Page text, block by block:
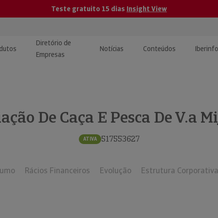
Teste gratuito 15 dias Insight View
e Monitorização de
Diretório de
Empresas
Notícias Conteúdos
| Estudos e
De Caça E Pesca De V.a
ATIVA 517553627
Rácios Financeiros Evolução Estrutura Corporativa